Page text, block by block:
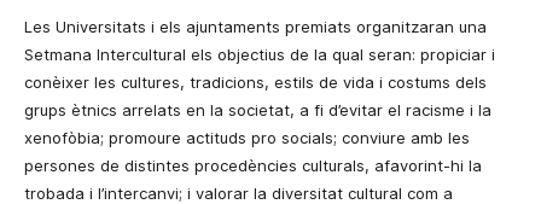
Les Universitats i els ajuntaments premiats organitzaran una
Setmana Intercultural els objectius de la qual seran: propiciar i
conèixer les cultures, tradicions, estils de vida i costums dels
grups ètnics arrelats en la societat, a fi d’evitar el racisme i la
xenofòbia; promoure actituds pro socials; conviure amb les
persones de distintes procedències culturals, afavorint-hi la
trobada i l’intercanvi; i valorar la diversitat cultural com a